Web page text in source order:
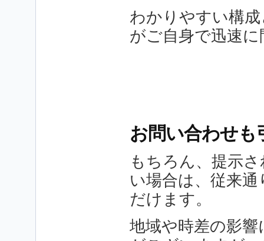
わかりやすい構
がご自身で迅速
お問い合わせも
もちろん、提示
い場合は、従来
だけます。
地域や時差の影